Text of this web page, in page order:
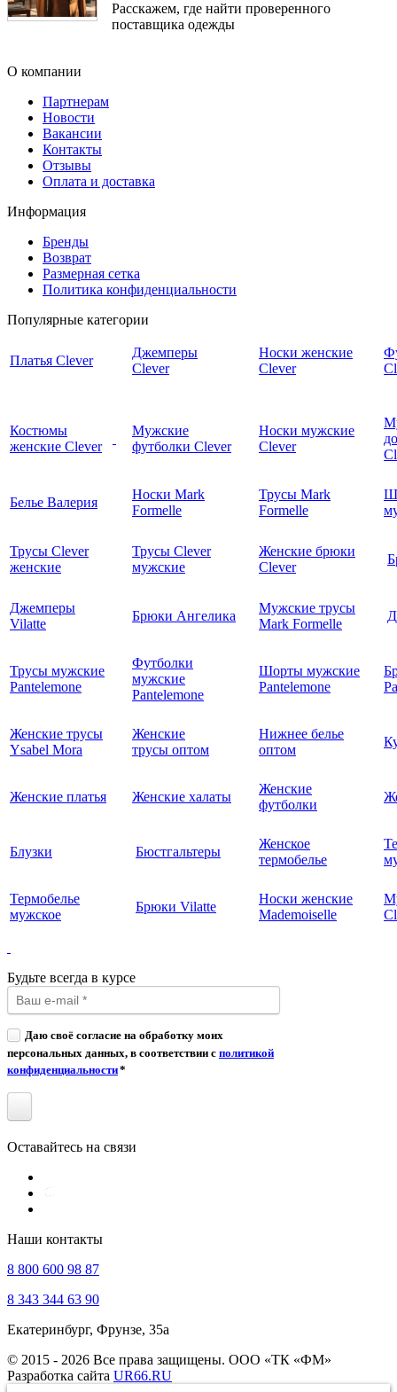
Расскажем, где найти проверенного
поставщика одежды
О компании
Партнерам
Новости
Вакансии
Контакты
Отзывы
Оплата и доставка
Информация
Бренды
Возврат
Размерная сетка
Политика конфиденциальности
Популярные категории
Платья Clever
Джемперы
Clever
Носки женские
Clever
Костюмы
женские Clever
Мужские
футболки Clever
Носки мужские
Clever
Белье Валерия
Носки Mark
Formelle
Трусы Mark
Formelle
Трусы Clever
женские
Трусы Clever
мужские
Женские брюки
Clever
Джемперы
Vilatte
Брюки Ангелика
Мужские трусы
Mark Formelle
Трусы мужские
Pantelemone
Футболки
мужские
Pantelemone
Шорты мужские
Pantelemone
Женские трусы
Ysabel Mora
Женские
трусы оптом
Нижнее белье
оптом
Женские платья Женские халаты
Женские
футболки
Блузки Бюстгальтеры
Женское
термобелье
Термобелье
мужское
Брюки Vilatte
Носки женские
Mademoiselle
Будьте всегда в курсе
Даю своё согласие на обработку моих
персональных данных, в соответствии с политикой
конфиденциальности*
Оставайтесь на связи
Наши контакты
8 800 600 98 87
8 343 344 63 90
Екатеринбург, Фрунзе, 35а
© 2015 - 2026 Все права защищены. ООО «ТК «ФМ»
Разработка сайта UR66.RU